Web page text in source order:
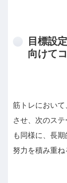
目標設
向けて
筋トレにおい
させ、次のス
も同様に、長
努力を積み重ね